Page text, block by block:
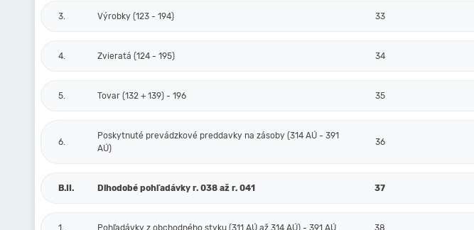
3. Výrobky (123 - 194) 33
4. Zvieratá (124 - 195) 34
5. Tovar (132 + 139) - 196 35
6.
Poskytnuté prevádzkové preddavky na zásoby (314 AÚ - 391
AÚ)
36
B.II. Dlhodobé pohľadávky r. 038 až r. 041 37
1. Pohľadávky z obchodného styku (311 AÚ až 314 AÚ) - 391 AÚ 38